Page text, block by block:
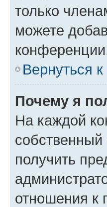
только
можете
Вернуться
Почему я
На каждой
получить
отношения к